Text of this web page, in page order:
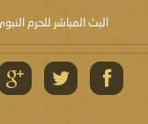
البث المباشر للحرم